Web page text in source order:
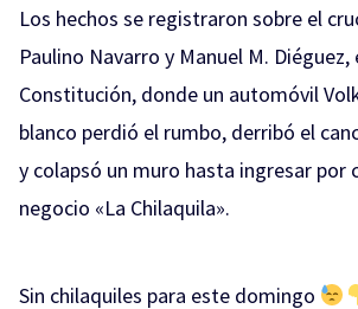
Los hechos se registraron sobre el
Paulino Navarro y Manuel M. Diéguez,
Constitución, donde un automóvil
blanco perdió el rumbo, derribó el
y colapsó un muro hasta ingresar por
negocio «La Chilaquila».
Sin chilaquiles para este domingo